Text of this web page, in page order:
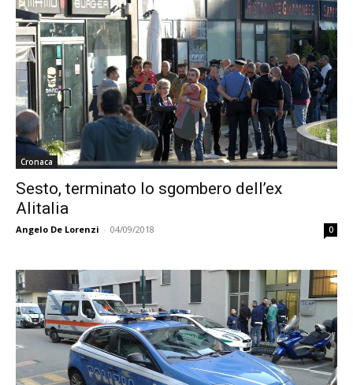
Cronaca
Sesto, terminato lo sgombero dell’ex
Alitalia
Angelo De Lorenzi - 04/09/2018 0